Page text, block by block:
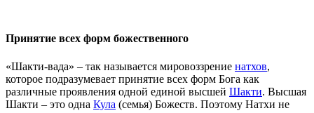
Принятие всех форм божественного
«Шакти-вада» – так называется мировоззрение натхов,
которое подразумевает принятие всех форм Бога как
различные проявления одной единой высшей Шакти. Высшая
Шакти – это одна Кула (семья) Божеств. Поэтому Натхи не